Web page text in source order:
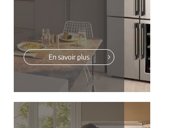
En savoir plus